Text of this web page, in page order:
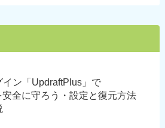
ン「UpdraftPlus」で
全に守ろう・設定と復元方法